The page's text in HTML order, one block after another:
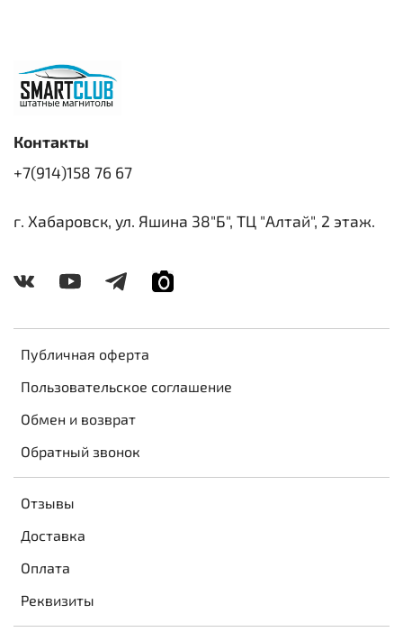
Публичная оферта
Пользовательское соглашение
Обмен и возврат
Обратный звонок
Отзывы
Доставка
Оплата
Реквизиты
Контакты
+7(914)158 76 67
г. Хабаровск, ул. Яшина 38"Б", ТЦ "Алтай", 2 этаж.